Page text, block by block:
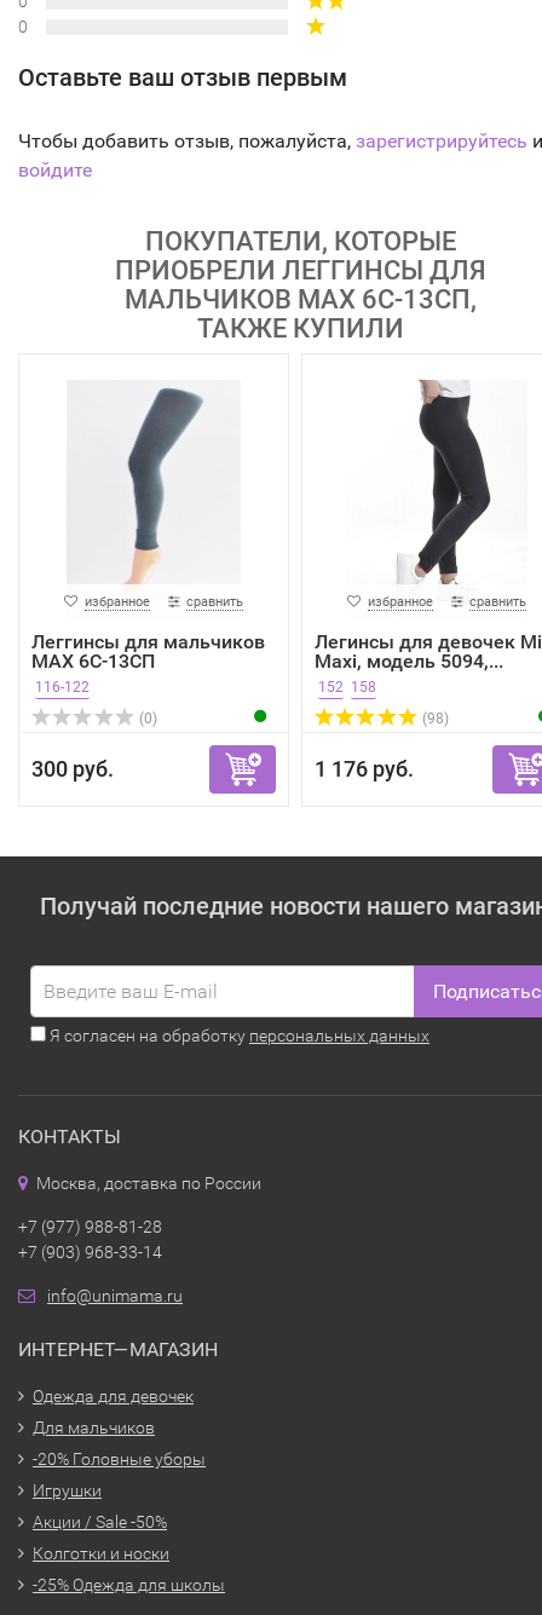
0
Оставьте ваш отзыв первым
Чтобы добавить отзыв, пожалуйста, зарегистрируйтесь
войдите
ПОКУПАТЕЛИ, КОТОРЫЕ
ПРИОБРЕЛИ ЛЕГГИНСЫ ДЛЯ
МАЛЬЧИКОВ MAX 6С-13СП,
ТАКЖЕ КУПИЛИ
избранное сравнить
Леггинсы для мальчиков
MAX 6С-13СП
116-122
(0)
300 руб.
избранное сравнить
Легинсы для девочек
Maxi, модель 5094,...
152 158
(98)
1 176 руб.
Получай последние новости нашего
Я согласен на обработку персональных данных
КОНТАКТЫ
Москва, доставка по России
+7 (977) 988-81-28
+7 (903) 968-33-14
info@unimama.ru
ИНТЕРНЕТ—МАГАЗИН
Одежда для девочек
Для мальчиков
-20% Головные уборы
Игрушки
Акции / Sale -50%
Колготки и носки
-25% Одежда для школы